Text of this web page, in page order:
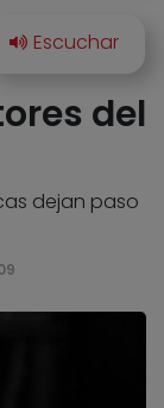
del
dejan paso